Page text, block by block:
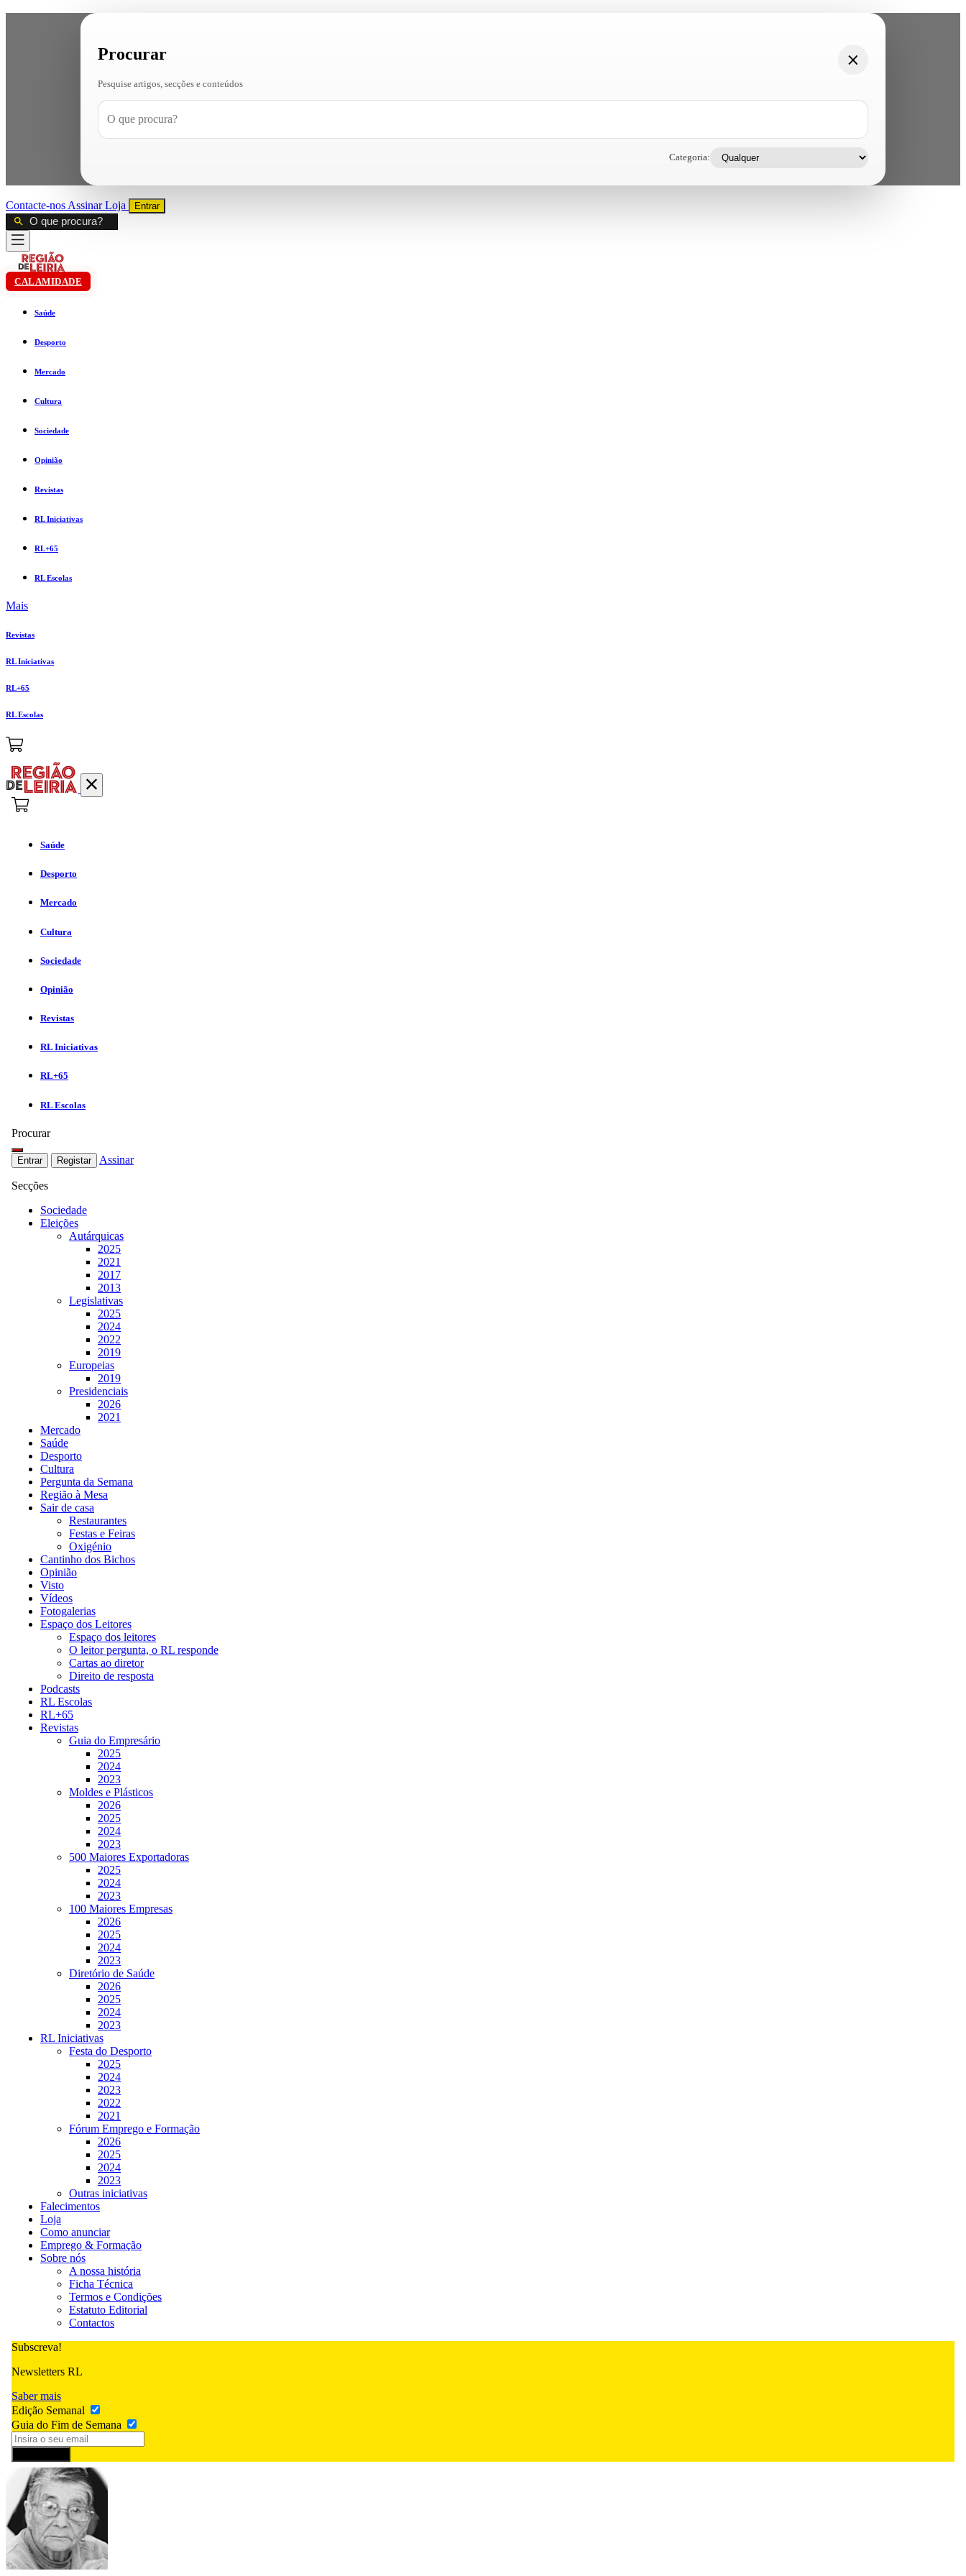
Procurar
Pesquise artigos, secções e conteúdos
Categoria:
Contacte-nos AssinarLoja Entrar
CALAMIDADE
Saúde
Desporto
Mercado
Cultura
Sociedade
Opinião
Revistas
RL Iniciativas
RL+65
RL Escolas
Mais
Revistas
RL Iniciativas
RL+65
RL Escolas
Saúde
Desporto
Mercado
Cultura
Sociedade
Opinião
Revistas
RL Iniciativas
RL+65
RL Escolas
Procurar
Entrar Registar Assinar
Secções
Sociedade
Eleições
Autárquicas
2025
2021
2017
2013
Legislativas
2025
2024
2022
2019
Europeias
2019
Presidenciais
2026
2021
Mercado
Saúde
Desporto
Cultura
Pergunta da Semana
Região à Mesa
Sair de casa
Restaurantes
Festas e Feiras
Oxigénio
Cantinho dos Bichos
Opinião
Visto
Vídeos
Fotogalerias
Espaço dos Leitores
Espaço dos leitores
O leitor pergunta, o RL responde
Cartas ao diretor
Direito de resposta
Podcasts
RL Escolas
RL+65
Revistas
Guia do Empresário
2025
2024
2023
Moldes e Plásticos
2026
2025
2024
2023
500 Maiores Exportadoras
2025
2024
2023
100 Maiores Empresas
2026
2025
2024
2023
Diretório de Saúde
2026
2025
2024
2023
RL Iniciativas
Festa do Desporto
2025
2024
2023
2022
2021
Fórum Emprego e Formação
2026
2025
2024
2023
Outras iniciativas
Falecimentos
Loja
Como anunciar
Emprego & Formação
Sobre nós
A nossa história
Ficha Técnica
Termos e Condições
Estatuto Editorial
Contactos
Subscreva!
Newsletters RL
Saber mais
Edição Semanal
Guia do Fim de Semana